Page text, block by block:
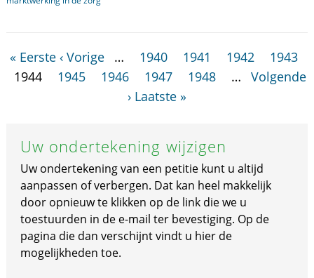
« Eerste ‹ Vorige … 1940 1941 1942
1943
1944
1945 1946 1947 1948 …
Volgende
› Laatste »
Uw ondertekening wijzigen
Uw ondertekening van een petitie kunt u altijd
aanpassen of verbergen. Dat kan heel makkelijk
door opnieuw te klikken op de link die we u
toestuurden in de e-mail ter bevestiging. Op de
pagina die dan verschijnt vindt u hier de
mogelijkheden toe.